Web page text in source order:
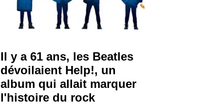
Il y a 61 ans, les Beatles
dévoilaient Help!, un
album qui allait marquer
l'histoire du rock